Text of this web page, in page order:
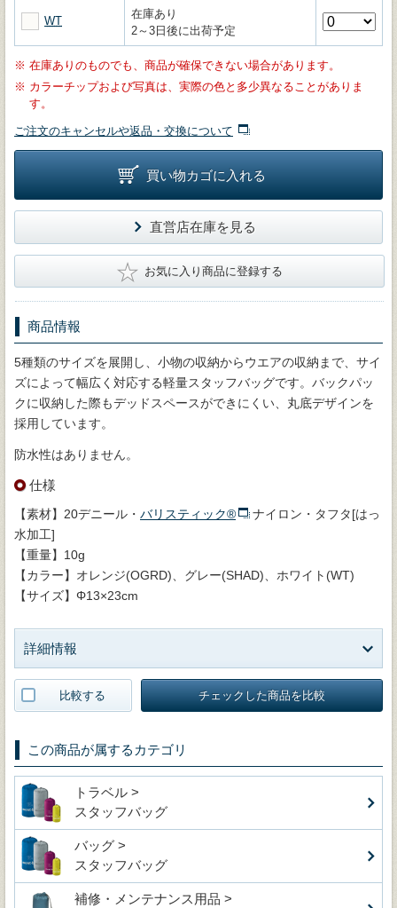
WT
在庫あり
2～3日後に出荷予定
※ 在庫ありのものでも、商品が確保できない場合があります。
※ カラーチップおよび写真は、実際の色と多少異なることがありま
す。
ご注文のキャンセルや返品・交換について
買い物カゴに入れる
直営店在庫を見る
★ お気に入り商品に登録する
商品情報
5種類のサイズを展開し、小物の収納からウエアの収納まで、サイ
ズによって幅広く対応する軽量スタッフバッグです。バックパッ
クに収納した際もデッドスペースができにくい、丸底デザインを
採用しています。
防水性はありません。
仕様
【素材】20デニール・ バリスティック®
ナイロン・タフタ[はっ
水加工]
【重量】10g
【カラー】オレンジ(OGRD)、グレー(SHAD)、ホワイト(WT)
【サイズ】Φ13×23cm
詳細情報
比較する チェックした商品を比較
この商品が属するカテゴリ
トラベル >
スタッフバッグ
バッグ >
スタッフバッグ
補修・メンテナンス用品 >